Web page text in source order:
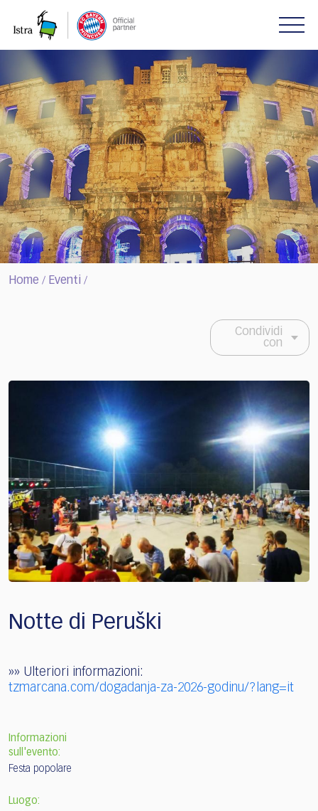
note:
website
includes
an
accessibility
system.
Home / Eventi /
Condividi
con
Notte di Peruški
»» Ulteriori informazioni:
tzmarcana.com/dogadanja-za-2026-godinu/?lang=it
Informazioni
sull'evento:
Festa popolare
Luogo: